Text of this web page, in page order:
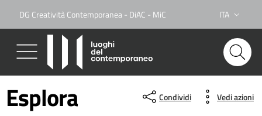
DG Creatività Contemporanea - DiAC - MiC Lingua
ITA
Esplora Condividi Vedi azioni